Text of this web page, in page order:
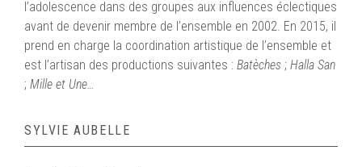
l’adolescence dans des groupes aux influences éclectiques
avant de devenir membre de l’ensemble en 2002. En 2015, il
prend en charge la coordination artistique de l’ensemble et
est l’artisan des productions suivantes : Batèches ; Halla San
; Mille et Une…
SYLVIE AUBELLE